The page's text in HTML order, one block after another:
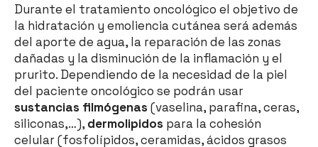
Durante el tratamiento oncológico el objetivo de
la hidratación y emoliencia cutánea será además
del aporte de agua, la reparación de las zonas
dañadas y la disminución de la inflamación y el
prurito. Dependiendo de la necesidad de la piel
del paciente oncológico se podrán usar
sustancias filmógenas (vaselina, parafina, ceras,
siliconas,…), dermolipidos para la cohesión
celular (fosfolípidos, ceramidas, ácidos grasos